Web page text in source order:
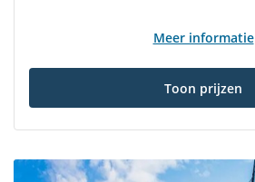
Meer informatie
Toon prijzen